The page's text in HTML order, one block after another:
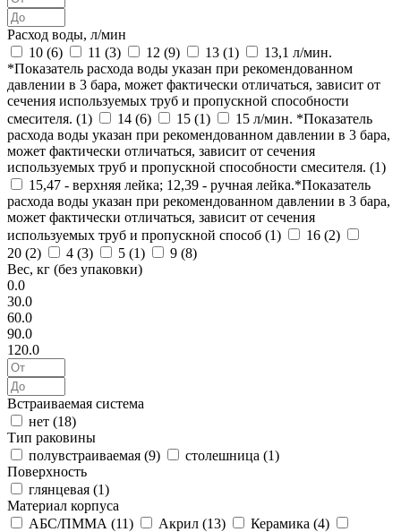
Расход воды, л/мин
10 (6) 11 (3) 12 (9) 13 (1)
13,1 л/мин.
*Показатель расхода воды указан при рекомендованном
давлении в 3 бара, может фактически отличаться, зависит от
сечения используемых труб и пропускной способности
смесителя. (1) 14 (6) 15 (1)
15 л/мин. *Показатель
расхода воды указан при рекомендованном давлении в 3 бара,
может фактически отличаться, зависит от сечения
используемых труб и пропускной способности смесителя. (1)
15,47 - верхняя лейка; 12,39 - ручная лейка.*Показатель
расхода воды указан при рекомендованном давлении в 3 бара,
может фактически отличаться, зависит от сечения
используемых труб и пропускной способ (1) 16 (2)
20 (2) 4 (3) 5 (1) 9 (8)
Вес, кг (без упаковки)
0.0
30.0
60.0
90.0
120.0
Встраиваемая система
нет (18)
Тип раковины
полувстраиваемая (9) столешница (1)
Поверхность
глянцевая (1)
Материал корпуса
АБС/ПММА (11) Акрил (13) Керамика (4)